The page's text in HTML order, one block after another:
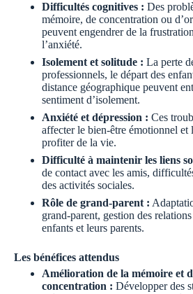
Difficultés cognitives : Des
mémoire, de concentration ou
peuvent engendrer de la
l’anxiété.
Isolement et solitude : La perte
professionnels, le départ des
distance géographique peuvent
sentiment d’isolement.
Anxiété et dépression : Ces
affecter le bien-être émotionnel et
profiter de la vie.
Difficulté à maintenir les liens
de contact avec les amis,
des activités sociales.
Rôle de grand-parent :
grand-parent, gestion des
enfants et leurs parents.
Les bénéfices attendus
Amélioration de la mémoire et
concentration : Développer des